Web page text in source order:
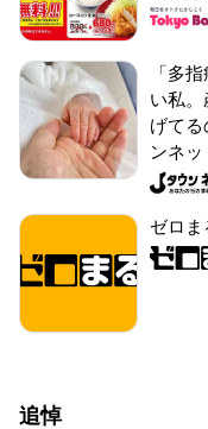
「多
い私
げて
ンネッ
ゼロま
追悼